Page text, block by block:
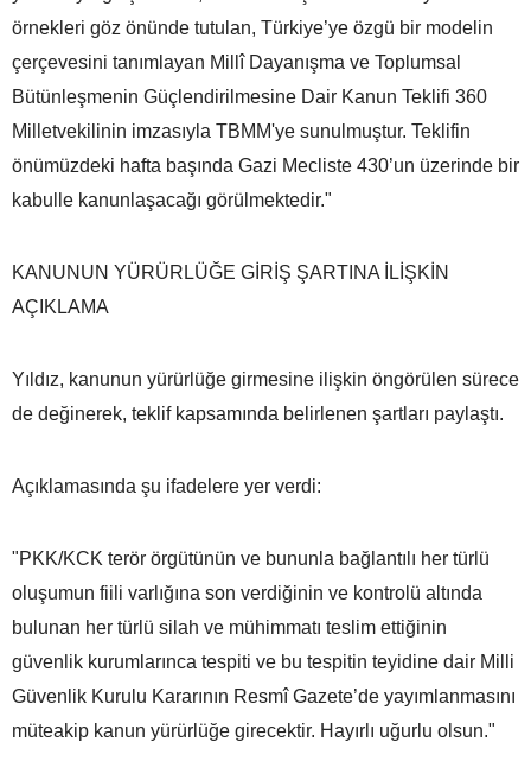
örnekleri göz önünde tutulan, Türkiye’ye özgü bir modelin
çerçevesini tanımlayan Millî Dayanışma ve Toplumsal
Bütünleşmenin Güçlendirilmesine Dair Kanun Teklifi 360
Milletvekilinin imzasıyla TBMM'ye sunulmuştur. Teklifin
önümüzdeki hafta başında Gazi Mecliste 430’un üzerinde bir
kabulle kanunlaşacağı görülmektedir."
KANUNUN YÜRÜRLÜĞE GİRİŞ ŞARTINA İLİŞKİN
AÇIKLAMA
Yıldız, kanunun yürürlüğe girmesine ilişkin öngörülen sürece
de değinerek, teklif kapsamında belirlenen şartları paylaştı.
Açıklamasında şu ifadelere yer verdi:
"PKK/KCK terör örgütünün ve bununla bağlantılı her türlü
oluşumun fiili varlığına son verdiğinin ve kontrolü altında
bulunan her türlü silah ve mühimmatı teslim ettiğinin
güvenlik kurumlarınca tespiti ve bu tespitin teyidine dair Milli
Güvenlik Kurulu Kararının Resmî Gazete’de yayımlanmasını
müteakip kanun yürürlüğe girecektir. Hayırlı uğurlu olsun."